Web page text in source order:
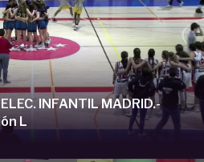
INFANTIL MADRID.-
L